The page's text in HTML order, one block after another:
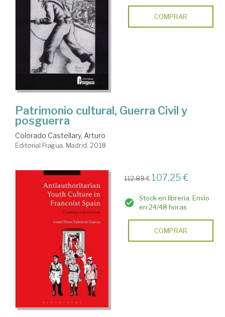
COMPRAR
Patrimonio cultural, Guerra Civil y
posguerra
Colorado Castellary, Arturo
Editorial Fragua. Madrid, 2018
112,89 € 107,25 €
Stock en librería. Envío
en 24/48 horas
COMPRAR